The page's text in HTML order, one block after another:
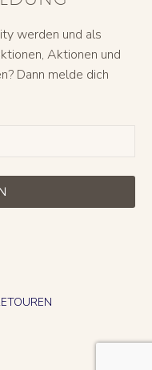
werden und als
Aktionen und
Dann melde dich